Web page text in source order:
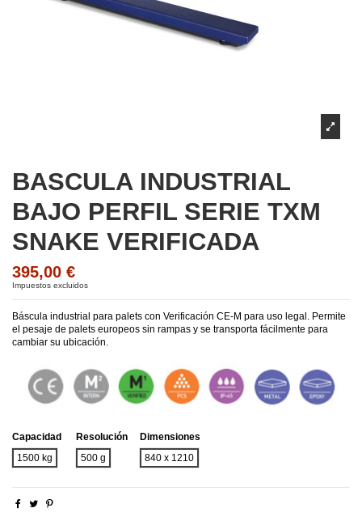
BASCULA INDUSTRIAL
BAJO PERFIL SERIE TXM
SNAKE VERIFICADA
395,00 €
Impuestos excluidos
Báscula industrial para palets con Verificación CE-M para uso legal. Permite
el pesaje de palets europeos sin rampas y se transporta fácilmente para
cambiar su ubicación.
Capacidad
1500 kg
Resolución
500 g
Dimensiones
840 x 1210